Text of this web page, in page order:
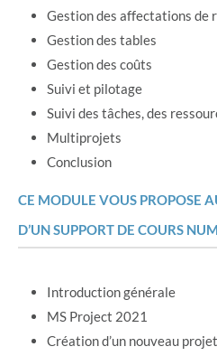
Gestion des affectations de
Gestion des tables
Gestion des coûts
Suivi et pilotage
Suivi des tâches, des
Multiprojets
Conclusion
CE MODULE VOUS PROPOSE
D’UN SUPPORT DE COURS
Introduction générale
MS Project 2021
Création d’un nouveau projet